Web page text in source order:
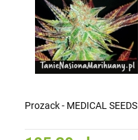
Prozack - MEDICAL SEEDS